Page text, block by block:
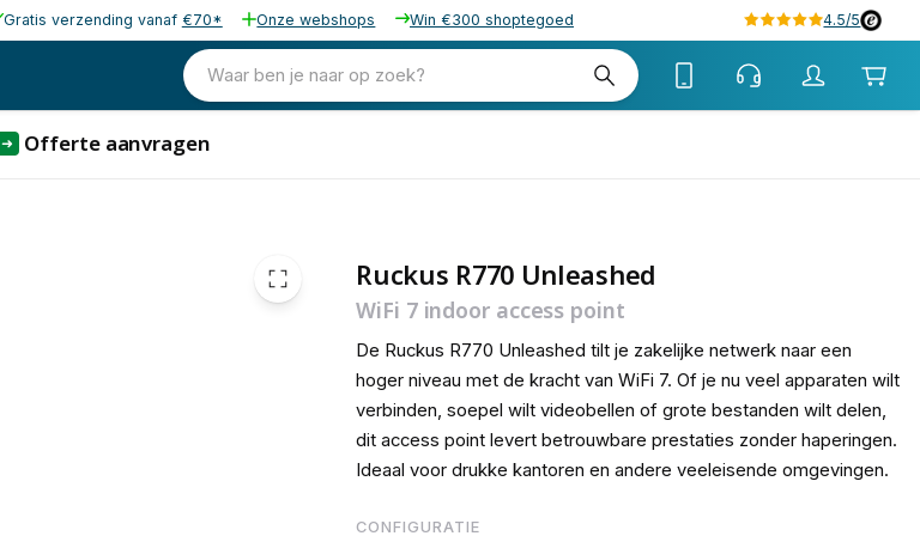
Gratis verzending vanaf €70* Onze webshops Win €300 shoptegoed 4.5/5
Waar ben je naar op zoek?
➜ Offerte aanvragen
Ruckus R770 Unleashed
WiFi 7 indoor access point
De Ruckus R770 Unleashed tilt je zakelijke netwerk naar een
hoger niveau met de kracht van WiFi 7. Of je nu veel apparaten wilt
verbinden, soepel wilt videobellen of grote bestanden wilt delen,
dit access point levert betrouwbare prestaties zonder haperingen.
Ideaal voor drukke kantoren en andere veeleisende omgevingen.
CONFIGURATIE
2.595,00 excl. btw
3.139,95 incl. btw